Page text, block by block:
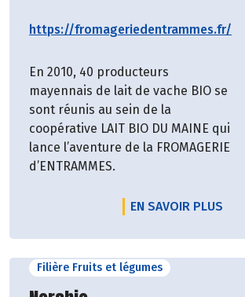
https://fromageriedentrammes.fr/
En 2010, 40 producteurs
mayennais de lait de vache BIO se
sont réunis au sein de la
coopérative LAIT BIO DU MAINE qui
lance l’aventure de la FROMAGERIE
d’ENTRAMMES.
EN SAVOIR PLUS
Filière Fruits et légumes